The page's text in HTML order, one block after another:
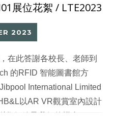
展位花絮 / LTE2023
2023
在此答謝各校長、老師到
的RFID 智能圖書館方
International Limited
以AR VR觀賞室內設計